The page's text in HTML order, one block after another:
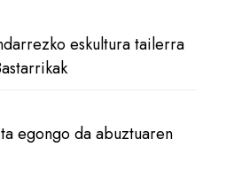
eskultura tailerra
egongo da abuztuaren